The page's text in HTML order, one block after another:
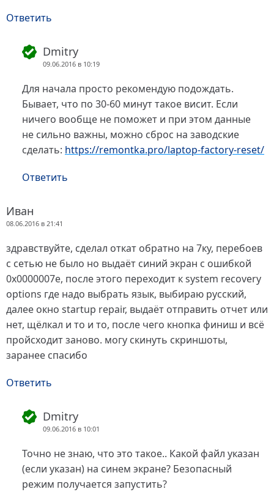
Ответить
Dmitry
09.06.2016 в 10:19
Для начала просто рекомендую подождать.
Бывает, что по 30-60 минут такое висит. Если
ничего вообще не поможет и при этом данные
не сильно важны, можно сброс на заводские
сделать: https://remontka.pro/laptop-factory-reset/
Ответить
Иван
08.06.2016 в 21:41
здравствуйте, сделал откат обратно на 7ку, перебоев
с сетью не было но выдаёт синий экран с ошибкой
0х0000007е, после этого переходит к system recovery
options где надо выбрать язык, выбираю русский,
далее окно startup repair, выдаёт отправить отчет или
нет, щёлкал и то и то, после чего кнопка финиш и всё
пройсходит заново. могу скинуть скриншоты,
заранее спасибо
Ответить
Dmitry
09.06.2016 в 10:01
Точно не знаю, что это такое.. Какой файл указан
(если указан) на синем экране? Безопасный
режим получается запустить?